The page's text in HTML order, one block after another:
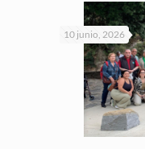
10 junio, 2026